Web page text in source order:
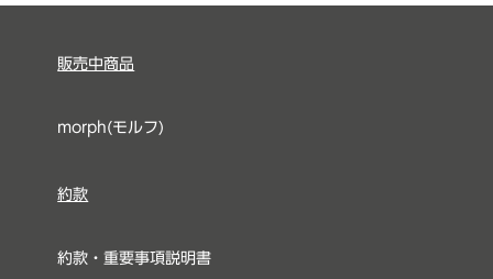
販売中商品
morph(モルフ)
約款
約款・重要事項説明書